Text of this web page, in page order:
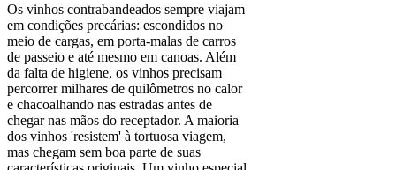
Os vinhos contrabandeados sempre viajam
em condições precárias: escondidos no
meio de cargas, em porta-malas de carros
de passeio e até mesmo em canoas. Além
da falta de higiene, os vinhos precisam
percorrer milhares de quilômetros no calor
e chacoalhando nas estradas antes de
chegar nas mãos do receptador. A maioria
dos vinhos 'resistem' à tortuosa viagem,
mas chegam sem boa parte de suas